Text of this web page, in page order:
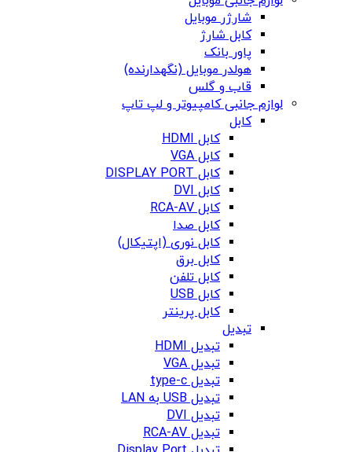
شارژر موبایل
کابل شارژ
پاور بانک
هولدر موبایل (نگهدارنده)
قاب و گلس
لوازم جانبی کامپیوتر و لپ تاپ
کابل
کابل HDMI
کابل VGA
کابل DISPLAY PORT
کابل DVI
کابل RCA-AV
کابل صدا
کابل نوری (اپتیکال)
کابل برق
کابل تلفن
کابل USB
کابل پرینتر
تبدیل
تبدیل HDMI
تبدیل VGA
تبدیل type-c
تبدیل USB به LAN
تبدیل DVI
تبدیل RCA-AV